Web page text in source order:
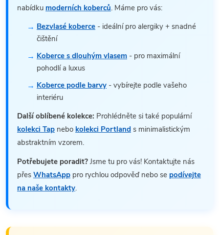
nabídku moderních koberců. Máme pro vás:
Bezvlasé koberce - ideální pro alergiky + snadné
čištění
Koberce s dlouhým vlasem - pro maximální
pohodlí a luxus
Koberce podle barvy - vybírejte podle vašeho
interiéru
Další oblíbené kolekce: Prohlédněte si také populární
kolekci Tap nebo kolekci Portland s minimalistickým
abstraktním vzorem.
Potřebujete poradit? Jsme tu pro vás! Kontaktujte nás
přes WhatsApp pro rychlou odpověď nebo se podívejte
na naše kontakty.